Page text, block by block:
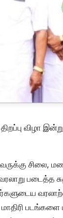
விழா
வரலாறு படைத்த